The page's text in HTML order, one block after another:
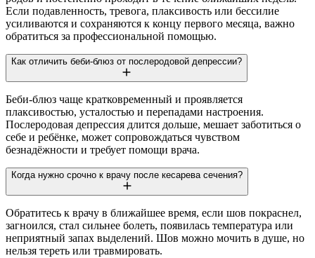
Если подавленность, тревога, плаксивость или бессилие
усиливаются и сохраняются к концу первого месяца, важно
обратиться за профессиональной помощью.
Как отличить беби-блюз от послеродовой депрессии?
Беби-блюз чаще кратковременный и проявляется
плаксивостью, усталостью и перепадами настроения.
Послеродовая депрессия длится дольше, мешает заботиться о
себе и ребёнке, может сопровождаться чувством
безнадёжности и требует помощи врача.
Когда нужно срочно к врачу после кесарева сечения?
Обратитесь к врачу в ближайшее время, если шов покраснел,
загноился, стал сильнее болеть, появилась температура или
неприятный запах выделений. Шов можно мочить в душе, но
нельзя тереть или травмировать.